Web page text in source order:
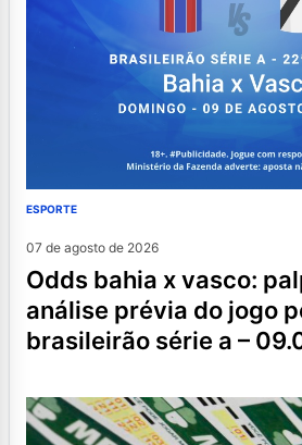
ESPORTE
07 de agosto de 2026
odds bahia x vasco: palpites e
análise prévia do jogo
brasileirão série a –